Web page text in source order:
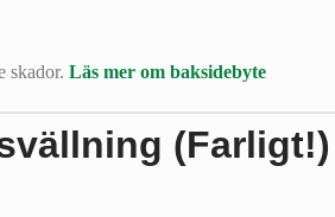
skador. Läs mer om baksidebyte
(Farligt!)